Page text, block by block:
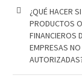
¿QUÉ HACER
PRODUCTOS
FINANCIEROS
EMPRESAS NO